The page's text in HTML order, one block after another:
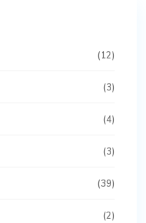
(12)
(3)
(4)
(3)
(39)
(2)